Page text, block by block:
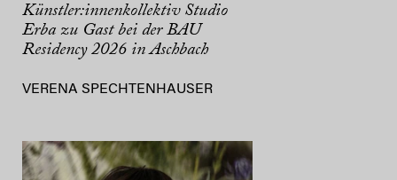
Künstler:innenkollektiv Studio
Erba zu Gast bei der BAU
Residency 2026 in Aschbach
VERENA SPECHTENHAUSER